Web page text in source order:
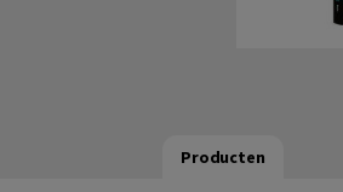
Producten